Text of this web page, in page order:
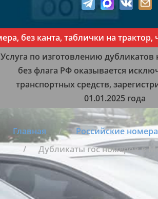
канта, таблички на трактор,
Услуга по изготовлению
без флага РФ оказывается
транспортных средств,
01.01.2025 года
Главная
Российские номера
Дубликаты гос номеров в